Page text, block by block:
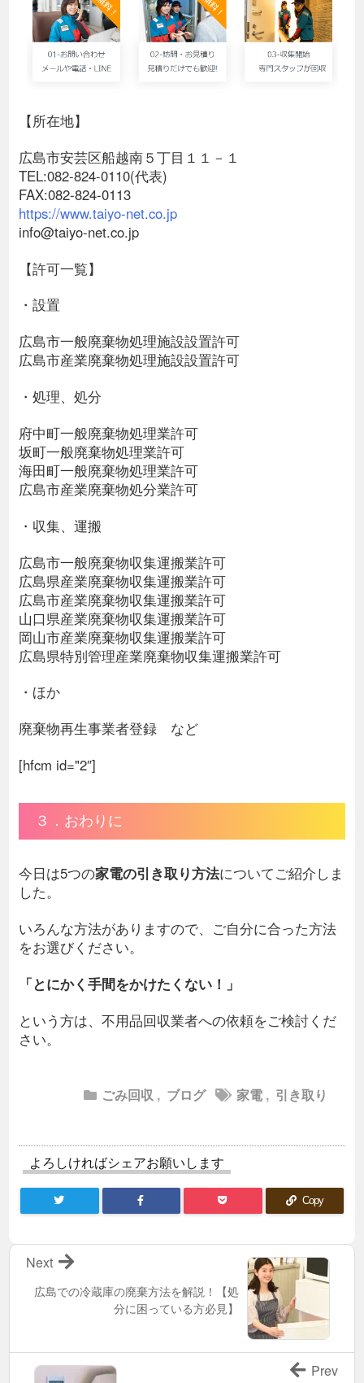
【所在地】
広島市安芸区船越南５丁目１１－１
TEL:082-824-0110(代表)
FAX:082-824-0113
https://www.taiyo-net.co.jp
info@taiyo-net.co.jp
【許可一覧】
・設置
広島市一般廃棄物処理施設設置許可
広島市産業廃棄物処理施設設置許可
・処理、処分
府中町一般廃棄物処理業許可
坂町一般廃棄物処理業許可
海田町一般廃棄物処理業許可
広島市産業廃棄物処分業許可
・収集、運搬
広島市一般廃棄物収集運搬業許可
広島県産業廃棄物収集運搬業許可
広島市産業廃棄物収集運搬業許可
山口県産業廃棄物収集運搬業許可
岡山市産業廃棄物収集運搬業許可
広島県特別管理産業廃棄物収集運搬業許可
・ほか
廃棄物再生事業者登録 など
[hfcm id="2″]
３．おわりに
今日は5つの家電の引き取り方法についてご紹介しま
した。
いろんな方法がありますので、ご自分に合った方法
をお選びください。
「とにかく手間をかけたくない！」
という方は、不用品回収業者への依頼をご検討くだ
さい。
ごみ回収 , ブログ 家電 , 引き取り
よろしければシェアお願いします
Copy
広島での冷蔵庫の廃棄方法を解説！【処
分に困っている方必見】
Next
Prev